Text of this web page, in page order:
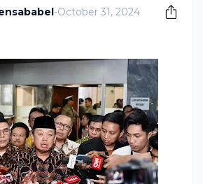
-October 31, 2024